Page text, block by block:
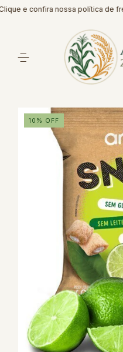
e confira nossa política de frete
10 % OFF